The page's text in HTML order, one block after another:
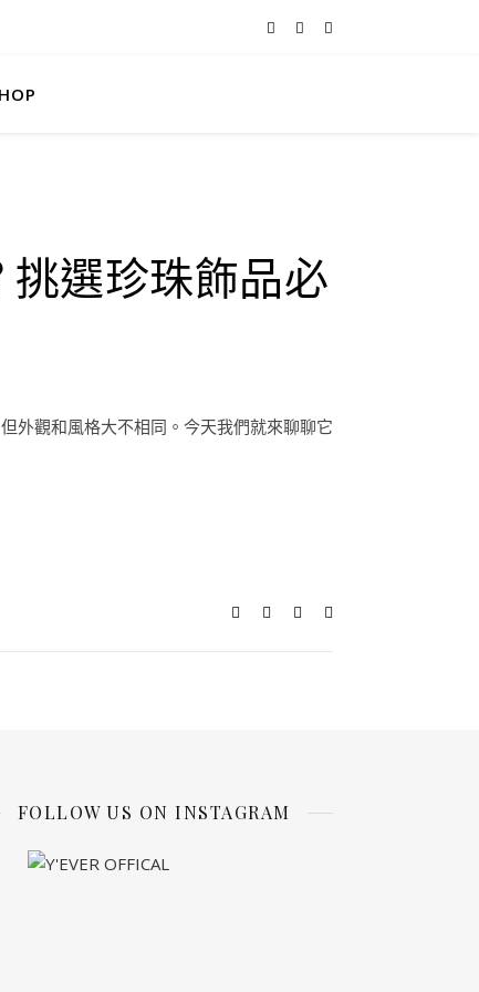
選珍珠飾品必
外觀和風格大不相同。今天我們就來聊聊它
FOLLOW US ON INSTAGRAM